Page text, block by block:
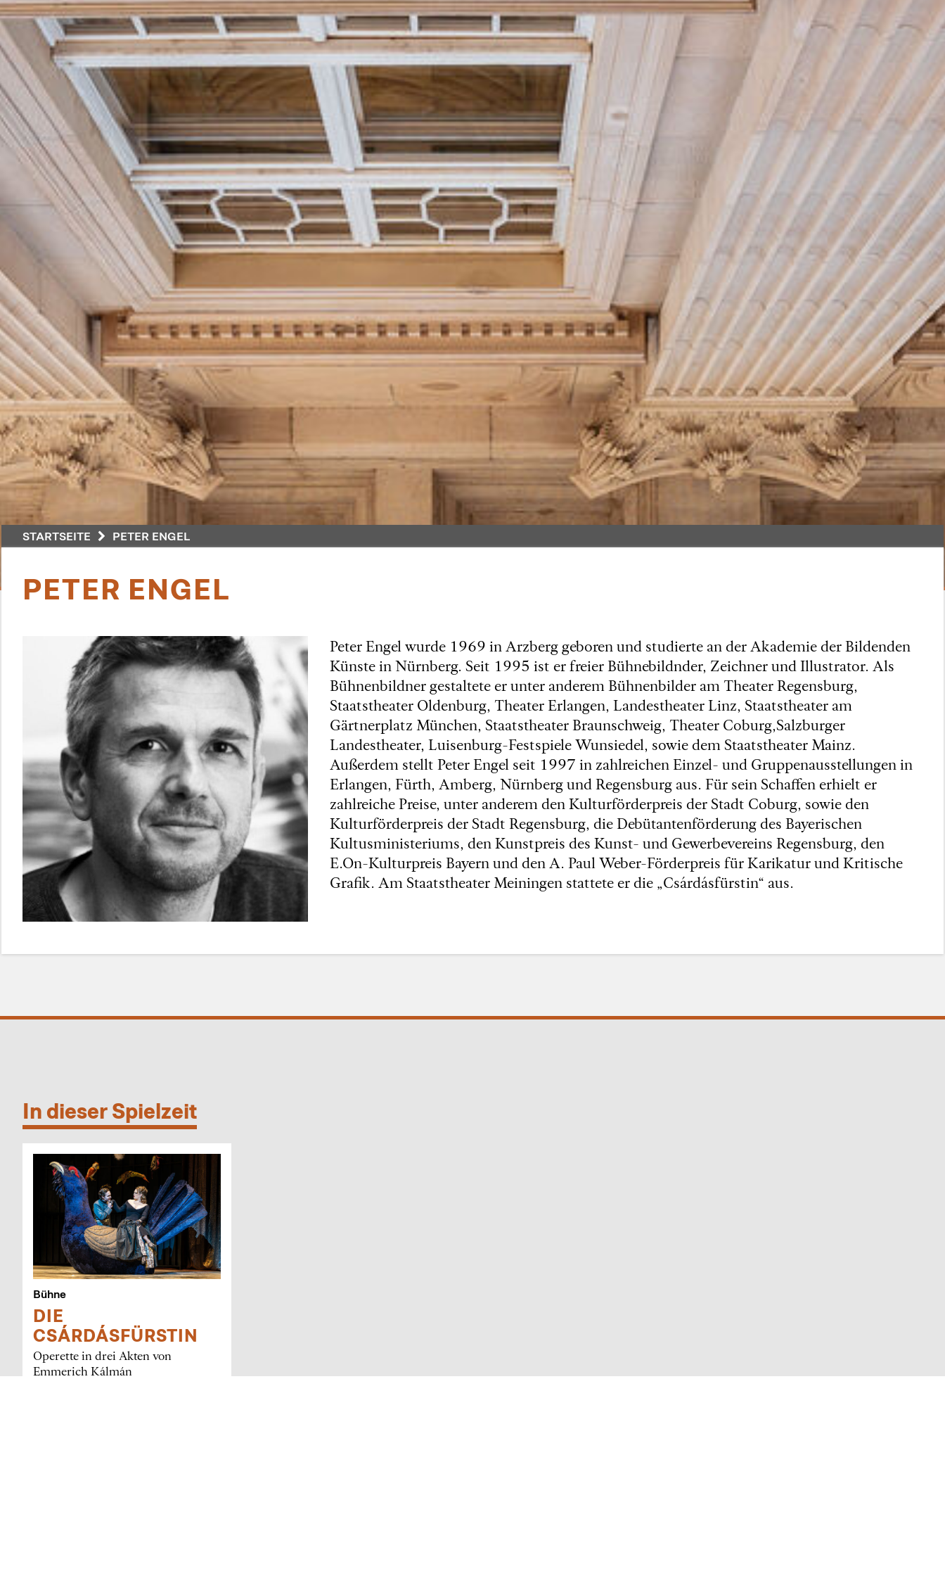
STARTSEITE PETER ENGEL
PETER ENGEL
Peter Engel wurde 1969 in Arzberg geboren und studierte an der Akademie der Bildenden
Künste in Nürnberg. Seit 1995 ist er freier Bühnebildnder, Zeichner und Illustrator. Als
Bühnenbildner gestaltete er unter anderem Bühnenbilder am Theater Regensburg,
Staatstheater Oldenburg, Theater Erlangen, Landestheater Linz, Staatstheater am
Gärtnerplatz München, Staatstheater Braunschweig, Theater Coburg,Salzburger
Landestheater, Luisenburg-Festspiele Wunsiedel, sowie dem Staatstheater Mainz.
Außerdem stellt Peter Engel seit 1997 in zahlreichen Einzel- und Gruppenausstellungen in
Erlangen, Fürth, Amberg, Nürnberg und Regensburg aus. Für sein Schaffen erhielt er
zahlreiche Preise, unter anderem den Kulturförderpreis der Stadt Coburg, sowie den
Kulturförderpreis der Stadt Regensburg, die Debütantenförderung des Bayerischen
Kultusministeriums, den Kunstpreis des Kunst- und Gewerbevereins Regensburg, den
E.On-Kulturpreis Bayern und den A. Paul Weber-Förderpreis für Karikatur und Kritische
Grafik. Am Staatstheater Meiningen stattete er die „Csárdásfürstin“ aus.
In dieser Spielzeit
Bühne
DIE
CSÁRDÁSFÜRSTIN
Operette in drei Akten von
Emmerich Kálmán